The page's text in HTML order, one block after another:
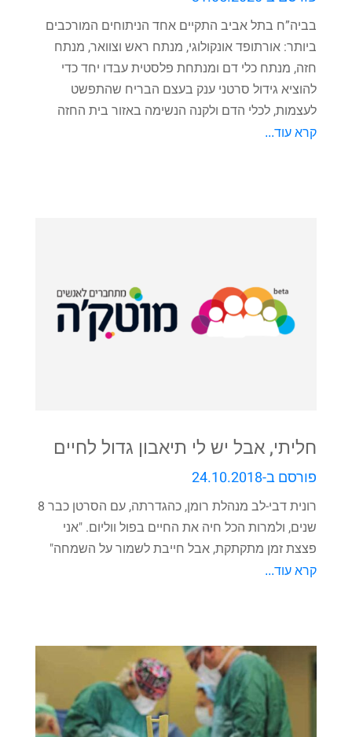
חליתי, אבל יש לי תיאבון גדול לחיים
פורסם ב-24.10.2018
רונית דבי-לב מנהלת רומן, כהגדרתה, עם הסרטן כבר 8
שנים, ולמרות הכל חיה את החיים בפול ווליום. "אני
פצצת זמן מתקתקת, אבל חייבת לשמור על השמחה"
קרא עוד...
בביה”ח בתל אביב התקיים אחד הניתוחים המורכבים
ביותר: אורתופד אונקולוגי, מנתח ראש וצוואר, מנתח
חזה, מנתח כלי דם ומנתחת פלסטית עבדו יחד כדי
להוציא גידול סרטני ענק בעצם הבריח שהתפשט
לעצמות, לכלי הדם ולקנה הנשימה באזור בית החזה
קרא עוד...